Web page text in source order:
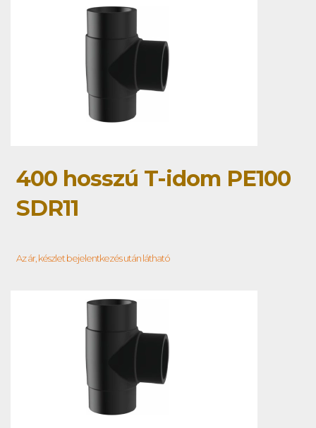
400 hosszú T-idom PE100
SDR11
Az ár, készlet bejelentkezés után látható